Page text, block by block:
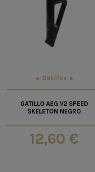
Gatillos
GATILLO AEG V2 SPEED
SKELETON NEGRO
12,60 €